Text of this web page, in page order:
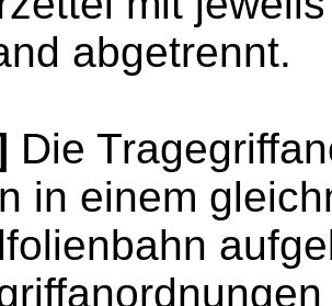
abgetrennt.
Die
in einem